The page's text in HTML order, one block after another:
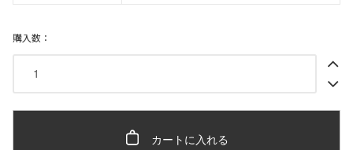
購入数：
カートに入れる